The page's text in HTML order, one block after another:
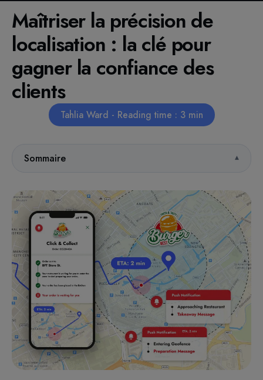
Maîtriser la précision de
localisation : la clé pour
gagner la confiance des
clients
Tahlia Ward - Reading time : 3 min
Sommaire